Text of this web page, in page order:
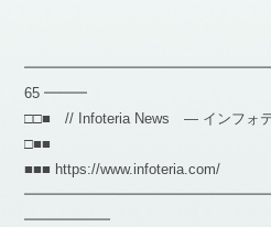
65 ━━━
□□■ // Infoteria News — インフォ
□■■
■■■ https://www.infoteria.com/
━━━━━━